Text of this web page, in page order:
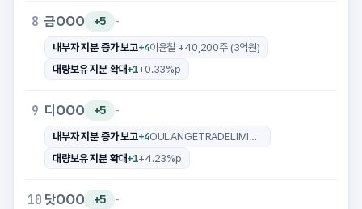
8 금OOO +5 -
내부자 지분 증가 보고+4이윤철 +40,200주 (3억원)
대량보유 지분 확대+1+0.33%p
9 디OOO +5 -
내부자 지분 증가 보고+4
OULANGETRADELIMITED +2,705,954주 (37억원)
대량보유 지분 확대+1+4.23%p
10 닷OOO +5 -